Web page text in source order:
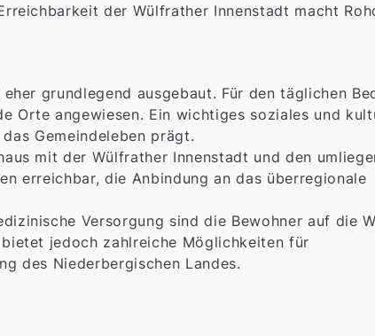
der Wülfrather Innenstadt macht
grundlegend ausgebaut. Für den täglichen
Orte angewiesen. Ein wichtiges soziales und
Gemeindeleben prägt.
mit der Wülfrather Innenstadt und den
erreichbar, die Anbindung an das überregionale
Versorgung sind die Bewohner auf die
jedoch zahlreiche Möglichkeiten für
des Niederbergischen Landes.